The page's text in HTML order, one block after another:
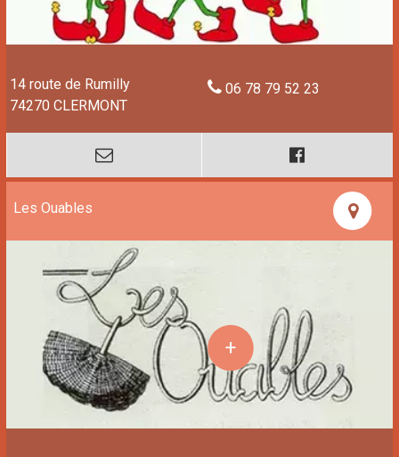
14 route de Rumilly
74270 CLERMONT
06 78 79 52 23
Les Ouables